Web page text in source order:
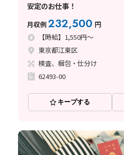
安定のお仕事！
月収例232,500 円
【時給】1,550円～
東京都江東区
検査、梱包・仕分け
62493-00
キープする